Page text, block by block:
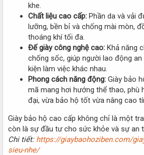
khe.
Chất liệu cao cấp: Phần da và vải
lưỡng, bền bỉ và chống mài mòn,
thoáng khí tối đa.
Đế giày công nghệ cao: Khả năng
chống sốc, giúp người lao động
kiện làm việc khác nhau.
Phong cách năng động: Giày bảo
mã mang hơi hướng thể thao, phù
đại, vừa bảo hộ tốt vừa nâng cao
Giày bảo hộ cao cấp không chỉ là một
còn là sự đầu tư cho sức khỏe và sự an
Chi tiết: https://giaybaohoziben.com/
sieu-nhe/